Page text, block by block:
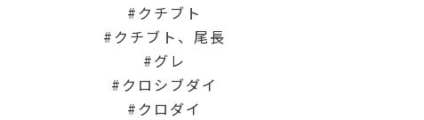
クチブト
クチブト、尾長
グレ
クロシブダイ
クロダイ